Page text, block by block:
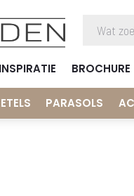
INSPIRATIE BROCHURE
PARASOLS